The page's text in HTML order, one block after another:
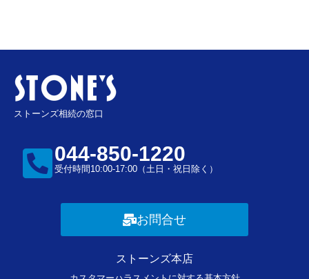
ストーンズ相続の窓口
044-850-1220
受付時間10:00-17:00（土日・祝日除く）
お問合せ
ストーンズ本店